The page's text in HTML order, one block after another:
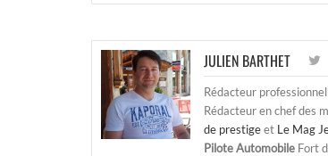
JULIEN BARTHET
Rédacteur
Rédacteur en chef des
de prestigeet Le Mag
Pilote Automobile Fort